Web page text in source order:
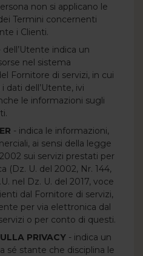
non si applicano le
Termini concernenti
i Clienti.
dell’Utente indica un
nel sistema
Fornitore di servizi, in cui
dati dell’Utente, ivi
le informazioni sugli
- indica le informazioni,
ai sensi della legge
sui servizi prestati per
(Dz. U. del 2002, Nr. 144,
nel Dz. U. del 2017, voce
dal Fornitore di servizi,
per via elettronica dal
o per conto di questi.
PRIVACY - indica un
sé stante che disciplina le